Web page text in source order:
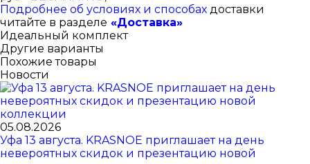
Подробнее об условиях и способах доставки
читайте в разделе «Доставка»
Идеальный комплект
Другие варианты
Похожие товары
Новости
05.08.2026
Уфа 13 августа. KRASNOE приглашает на день
невероятных скидок и презентацию новой